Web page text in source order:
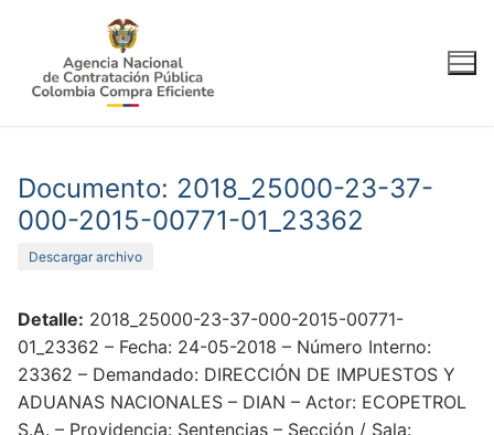
contenido
Documento: 2018_25000-23-37-
000-2015-00771-01_23362
Descargar archivo
Detalle: 2018_25000-23-37-000-2015-00771-
01_23362 – Fecha: 24-05-2018 – Número Interno:
23362 – Demandado: DIRECCIÓN DE IMPUESTOS Y
ADUANAS NACIONALES – DIAN – Actor: ECOPETROL
S.A. – Providencia: Sentencias – Sección / Sala: